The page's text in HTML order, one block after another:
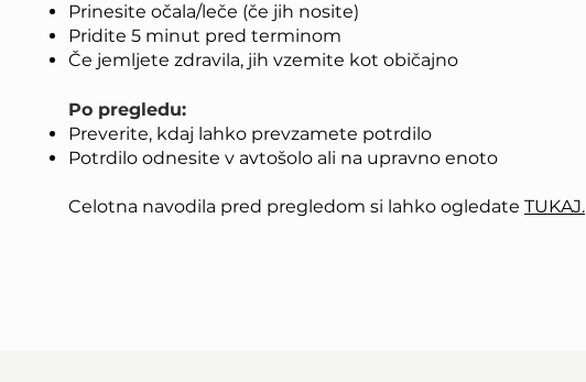
Prinesite očala/leče (če jih nosite)
Pridite 5 minut pred terminom
Če jemljete zdravila, jih vzemite kot običajno
Po pregledu:
Preverite, kdaj lahko prevzamete potrdilo
Potrdilo odnesite v avtošolo ali na upravno enoto
Celotna navodila pred pregledom si lahko ogledate TUKAJ.